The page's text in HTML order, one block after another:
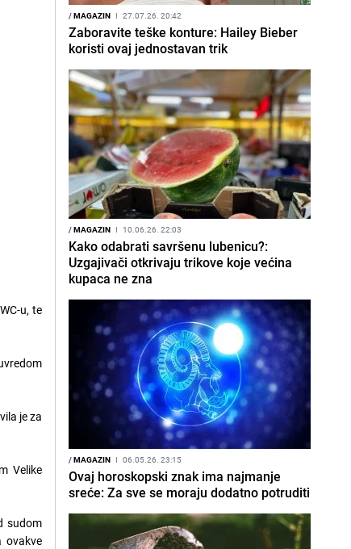
u, te
je za
Velike
sudom
ovakve
/MAGAZIN I 27.07.26. 20:42
Zaboravite teške konture: Hailey Bieber
koristi ovaj jednostavan trik
/MAGAZIN I 10.06.26. 22:03
Kako odabrati savršenu lubenicu?:
Uzgajivači otkrivaju trikove koje većina
kupaca ne zna
/MAGAZIN I 06.05.26. 23:15
Ovaj horoskopski znak ima najmanje
sreće: Za sve se moraju dodatno potruditi